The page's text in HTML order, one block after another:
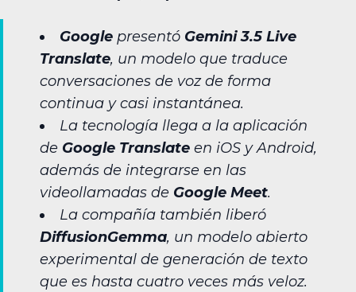
Google presentó Gemini 3.5 Live
Translate, un modelo que traduce
conversaciones de voz de forma
continua y casi instantánea.
La tecnología llega a la aplicación
de Google Translate en iOS y Android,
además de integrarse en las
videollamadas de Google Meet.
La compañía también liberó
DiffusionGemma, un modelo abierto
experimental de generación de texto
que es hasta cuatro veces más veloz.